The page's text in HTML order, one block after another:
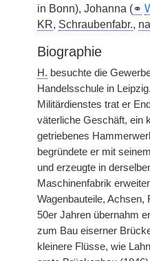
in Bonn), Johanna (⚭
KR, Schraubenfabr.,
Biographie
H. besuchte die
Handelsschule in
Militärdienstes trat er
väterliche Geschäft, ein
getriebenes
begründete er mit
und erzeugte in
Maschinenfabrik
Wagenbauteile, Achsen,
50er Jahren übernahm
zum Bau eiserner
kleinere Flüsse, wie